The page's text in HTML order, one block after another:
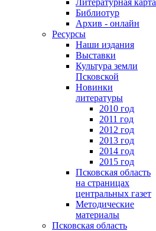
Литературная карта
Библиотур
Архив - онлайн
Ресурсы
Наши издания
Выставки
Культура земли
Псковской
Новинки
литературы
2010 год
2011 год
2012 год
2013 год
2014 год
2015 год
Псковская область
на страницах
центральных газет
Методические
материалы
Псковская область